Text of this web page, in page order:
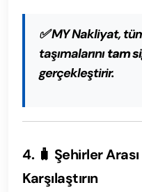
✅ MY Nakliyat,
taşımalarınıtam
gerçekleştirir.
4. 🧳 Şehirler
Karşılaştırın